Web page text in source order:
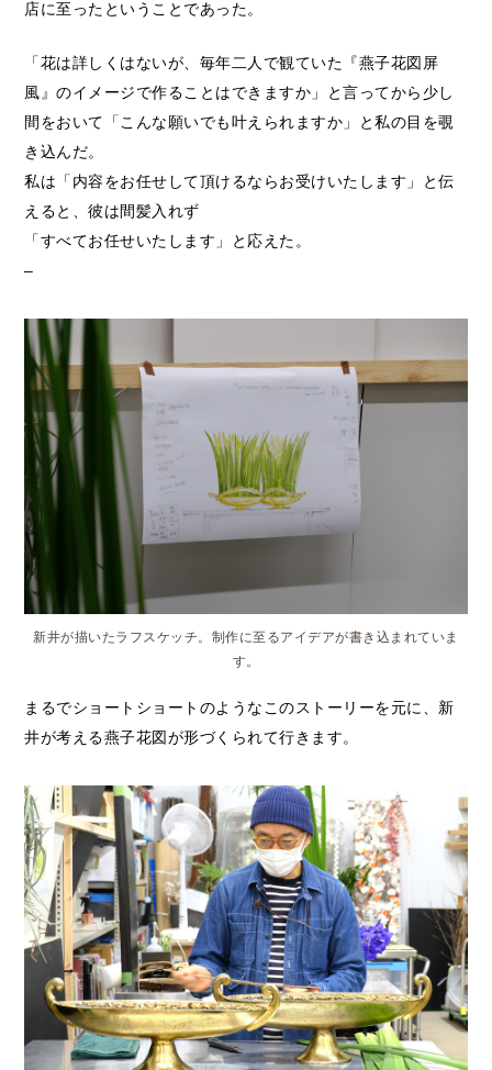
店に至ったということであった。
「花は詳しくはないが、毎年二人で観ていた『燕子花図屏
風』のイメージで作ることはできますか」と言ってから少し
間をおいて「こんな願いでも叶えられますか」と私の目を覗
き込んだ。
私は「内容をお任せして頂けるならお受けいたします」と伝
えると、彼は間髪入れず
「すべてお任せいたします」と応えた。
–
新井が描いたラフスケッチ。制作に至るアイデアが書き込まれていま
す。
まるでショートショートのようなこのストーリーを元に、新
井が考える燕子花図が形づくられて行きます。